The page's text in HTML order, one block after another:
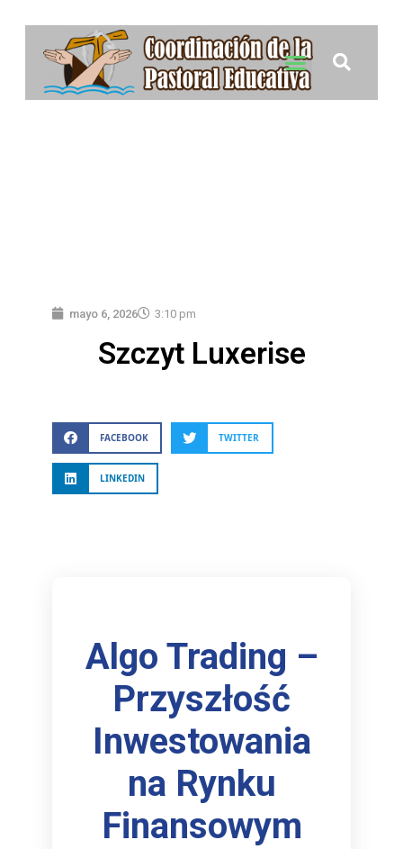
mayo 6, 2026 3:10 pm
Szczyt Luxerise
FACEBOOK TWITTER
LINKEDIN
Algo Trading –
Przyszłość
Inwestowania
na Rynku
Finansowym